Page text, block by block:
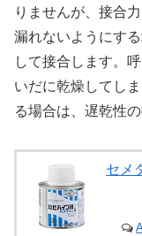
りませんが、接合
漏れないようにす
して接合します。
いだに乾燥してし
る場合は、遅乾性
セメ